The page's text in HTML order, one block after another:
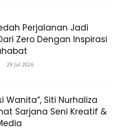
Perjalanan Jadi
Zero Dengan Inspirasi
- 29 Jul 2026
Wanita”, Siti Nurhaliza
Sarjana Seni Kreatif &